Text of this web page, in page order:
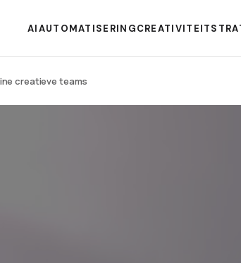
AIAUTOMATISERINGCREATIVITEIT
creatieve teams